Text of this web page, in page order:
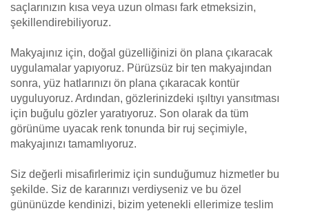
saçlarınızın kısa veya uzun olması fark etmeksizin,
şekillendirebiliyoruz.
Makyajınız için, doğal güzelliğinizi ön plana çıkaracak
uygulamalar yapıyoruz. Pürüzsüz bir ten makyajından
sonra, yüz hatlarınızı ön plana çıkaracak kontür
uyguluyoruz. Ardından, gözlerinizdeki ışıltıyı yansıtması
için buğulu gözler yaratıyoruz. Son olarak da tüm
görünüme uyacak renk tonunda bir ruj seçimiyle,
makyajınızı tamamlıyoruz.
Siz değerli misafirlerimiz için sunduğumuz hizmetler bu
şekilde. Siz de kararınızı verdiyseniz ve bu özel
gününüzde kendinizi, bizim yetenekli ellerimize teslim